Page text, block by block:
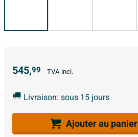
545,99 TVA incl.
Livraison: sous 15 jours
Ajouter au panier